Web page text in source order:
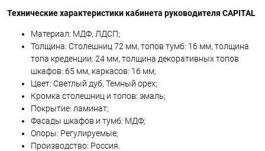
Технические характеристики кабинета руководителя CAPITAL
Материал: МДФ, ЛДСП;
Толщина: Столешниц 72 мм, топов тумб: 16 мм, толщина
топа креденции: 24 мм, толщина декоративных топов
шкафов: 65 мм, каркасов: 16 мм;
Цвет: Светлый дуб, Темный орех;
Кромка столешниц и топов: эмаль;
Покрытие: ламинат;
Фасады шкафов и тумб: МДФ;
Опоры: Регулируемые;
Производство: Россия.